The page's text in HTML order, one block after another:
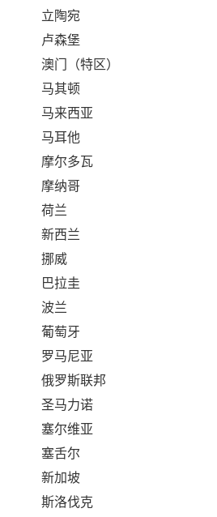
立陶宛
卢森堡
澳门（特区）
马其顿
马来西亚
马耳他
摩尔多瓦
摩纳哥
荷兰
新西兰
挪威
巴拉圭
波兰
葡萄牙
罗马尼亚
俄罗斯联邦
圣马力诺
塞尔维亚
塞舌尔
新加坡
斯洛伐克